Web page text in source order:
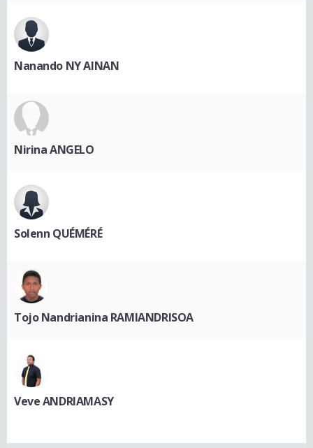
Nanando NY AINAN
Nirina ANGELO
Solenn QUÉMÉRÉ
Tojo Nandrianina RAMIANDRISOA
Veve ANDRIAMASY